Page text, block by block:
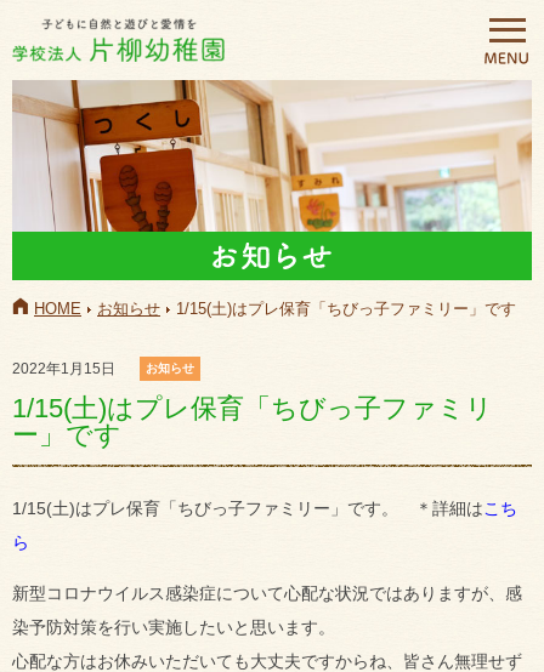
HOME お知らせ 1/15(土)はプレ保育「ちびっ子ファミリー」です
2022年1月15日 お知らせ
1/15(土)はプレ保育「ちびっ子ファミリ
ー」です
1/15(土)はプレ保育「ちびっ子ファミリー」です。 ＊詳細はこち
ら
新型コロナウイルス感染症について心配な状況ではありますが、感
染予防対策を行い実施したいと思います。
心配な方はお休みいただいても大丈夫ですからね、皆さん無理せず